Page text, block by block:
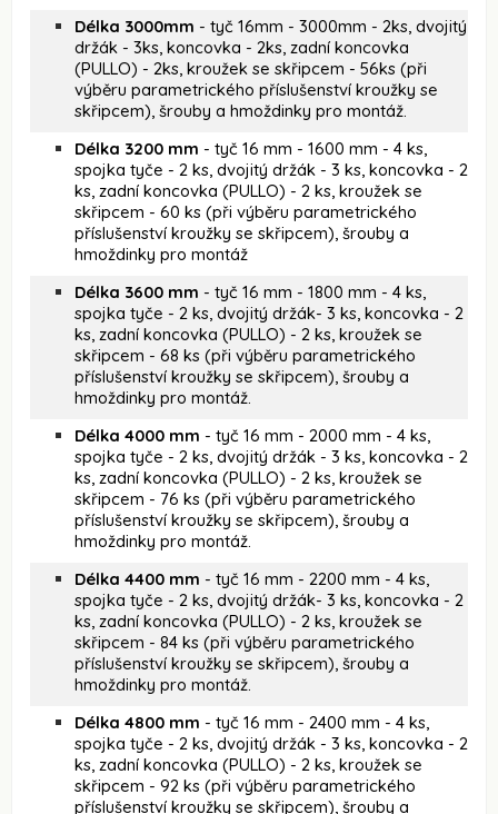
Délka 3000mm - tyč 16mm - 3000mm - 2ks, dvojitý
držák - 3ks, koncovka - 2ks, zadní koncovka
(PULLO) - 2ks, kroužek se skřipcem - 56ks (při
výběru parametrického příslušenství kroužky se
skřipcem), šrouby a hmoždinky pro montáž.
Délka 3200 mm - tyč 16 mm - 1600 mm - 4 ks,
spojka tyče - 2 ks, dvojitý držák - 3 ks, koncovka - 2
ks, zadní koncovka (PULLO) - 2 ks, kroužek se
skřipcem - 60 ks (při výběru parametrického
příslušenství kroužky se skřipcem), šrouby a
hmoždinky pro montáž
Délka 3600 mm - tyč 16 mm - 1800 mm - 4 ks,
spojka tyče - 2 ks, dvojitý držák- 3 ks, koncovka - 2
ks, zadní koncovka (PULLO) - 2 ks, kroužek se
skřipcem - 68 ks (při výběru parametrického
příslušenství kroužky se skřipcem), šrouby a
hmoždinky pro montáž.
Délka 4000 mm - tyč 16 mm - 2000 mm - 4 ks,
spojka tyče - 2 ks, dvojitý držák - 3 ks, koncovka - 2
ks, zadní koncovka (PULLO) - 2 ks, kroužek se
skřipcem - 76 ks (při výběru parametrického
příslušenství kroužky se skřipcem), šrouby a
hmoždinky pro montáž.
Délka 4400 mm - tyč 16 mm - 2200 mm - 4 ks,
spojka tyče - 2 ks, dvojitý držák- 3 ks, koncovka - 2
ks, zadní koncovka (PULLO) - 2 ks, kroužek se
skřipcem - 84 ks (při výběru parametrického
příslušenství kroužky se skřipcem), šrouby a
hmoždinky pro montáž.
Délka 4800 mm - tyč 16 mm - 2400 mm - 4 ks,
spojka tyče - 2 ks, dvojitý držák - 3 ks, koncovka - 2
ks, zadní koncovka (PULLO) - 2 ks, kroužek se
skřipcem - 92 ks (při výběru parametrického
příslušenství kroužky se skřipcem), šrouby a